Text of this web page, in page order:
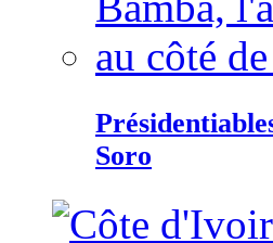
Soro